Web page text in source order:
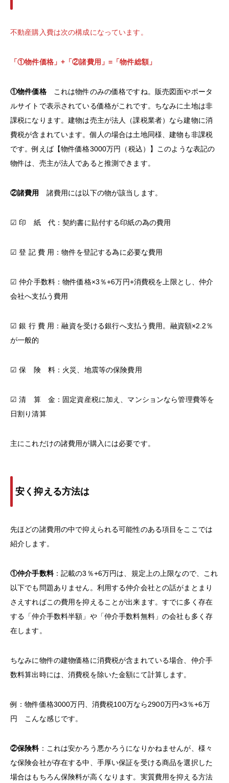
不動産購入費は次の構成になっています。
「①物件価格」+「②諸費用」=「物件総額」
①物件価格これは物件のみの価格ですね。販売図面やポータ
ルサイトで表示されている価格がこれです。ちなみに土地は非
課税になります。建物は売主が法人（課税業者）なら建物に消
費税が含まれています。個人の場合は土地同様、建物も非課税
です。例えば【物件価格3000万円（税込）】このような表記の
物件は、売主が法人であると推測できます。
②諸費用 諸費用には以下の物が該当します。
☑ 印 紙 代：契約書に貼付する印紙の為の費用
☑ 登 記 費 用：物件を登記する為に必要な費用
☑ 仲介手数料：物件価格×3％+6万円+消費税を上限とし、仲介
会社へ支払う費用
☑ 銀 行 費 用：融資を受ける銀行へ支払う費用。融資額×2.2％
が一般的
☑ 保 険 料：火災、地震等の保険費用
☑ 清 算 金：固定資産税に加え、マンションなら管理費等を
日割り清算
主にこれだけの諸費用が購入には必要です。
安く抑える方法は
先ほどの諸費用の中で抑えられる可能性のある項目をここでは
紹介します。
①仲介手数料：記載の3％+6万円は、規定上の上限なので、これ
以下でも問題ありません。利用する仲介会社との話がまとまり
さえすればこの費用を抑えることが出来ます。すでに多く存在
する「仲介手数料半額」や「仲介手数料無料」の会社も多く存
在します。
ちなみに物件の建物価格に消費税が含まれている場合、仲介手
数料算出時には、消費税を除いた金額にて計算します。
例：物件価格3000万円、消費税100万なら2900万円×3％+6万
円 こんな感じです。
②保険料：これは安かろう悪かろうになりかねませんが、様々
な保険会社が存在する中、手厚い保証を受ける商品を選択した
場合はもちろん保険料が高くなります。実質費用を抑える方法